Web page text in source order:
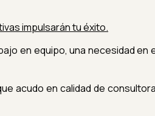
impulsarán tu éxito.
en equipo, una necesidad en
acudo en calidad de